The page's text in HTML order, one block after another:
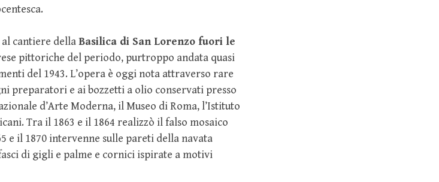
cantiere dellaBasilica di San Lorenzo fuori le
pittoriche del periodo, purtroppo andata quasi
del 1943. L’opera è oggi nota attraverso rare
preparatori e ai bozzetti a olio conservati presso
d’Arte Moderna, il Museo di Roma, l’Istituto
Tra il 1863 e il 1864 realizzò il falso mosaico
e il 1870 intervenne sulle pareti della navata
di gigli e palme e cornici ispirate a motivi